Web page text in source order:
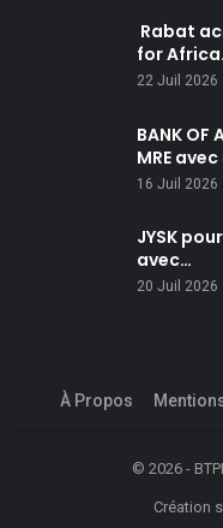
Rabat
for
22 Juil 2026
BANK
MRE
16 Juil 2026
JYSK
avec…
20 Juil 2026
À Propos
© 2026 -
Création